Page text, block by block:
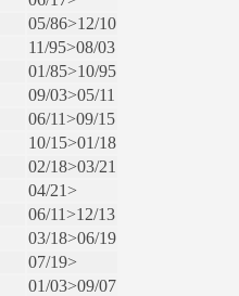
05/86>12/10
11/95>08/03
01/85>10/95
09/03>05/11
06/11>09/15
10/15>01/18
02/18>03/21
04/21>
06/11>12/13
03/18>06/19
07/19>
01/03>09/07